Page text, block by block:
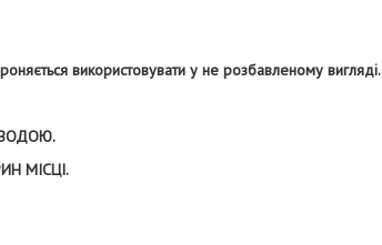
використовувати у не розбавленому вигляді.
МІСЦІ.